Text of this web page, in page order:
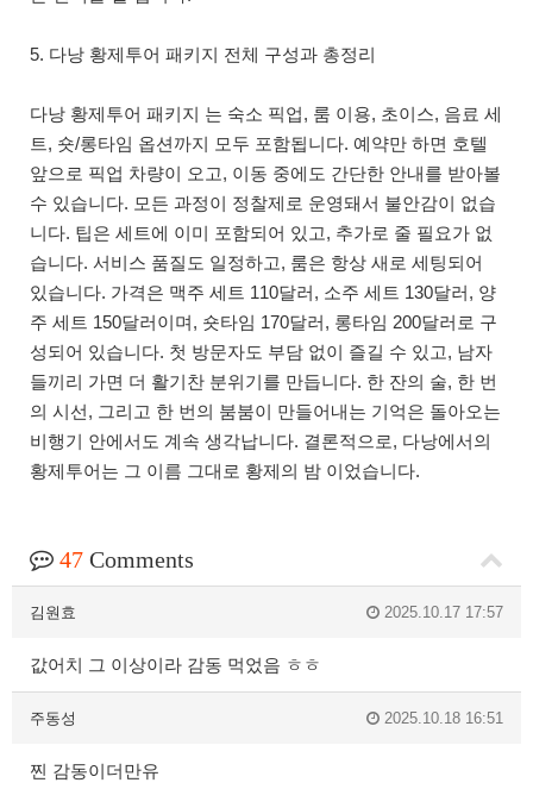
5. 다낭 황제투어 패키지 전체 구성과 총정리
다낭 황제투어 패키지 는 숙소 픽업, 룸 이용, 초이스, 음료 세
트, 숏/롱타임 옵션까지 모두 포함됩니다. 예약만 하면 호텔
앞으로 픽업 차량이 오고, 이동 중에도 간단한 안내를 받아볼
수 있습니다. 모든 과정이 정찰제로 운영돼서 불안감이 없습
니다. 팁은 세트에 이미 포함되어 있고, 추가로 줄 필요가 없
습니다. 서비스 품질도 일정하고, 룸은 항상 새로 세팅되어
있습니다. 가격은 맥주 세트 110달러, 소주 세트 130달러, 양
주 세트 150달러이며, 숏타임 170달러, 롱타임 200달러로 구
성되어 있습니다. 첫 방문자도 부담 없이 즐길 수 있고, 남자
들끼리 가면 더 활기찬 분위기를 만듭니다. 한 잔의 술, 한 번
의 시선, 그리고 한 번의 붐붐이 만들어내는 기억은 돌아오는
비행기 안에서도 계속 생각납니다. 결론적으로, 다낭에서의
황제투어는 그 이름 그대로 황제의 밤 이었습니다.
47 Comments
김원효 2025.10.17 17:57
값어치 그 이상이라 감동 먹었음 ㅎㅎ
주동성 2025.10.18 16:51
찐 감동이더만유